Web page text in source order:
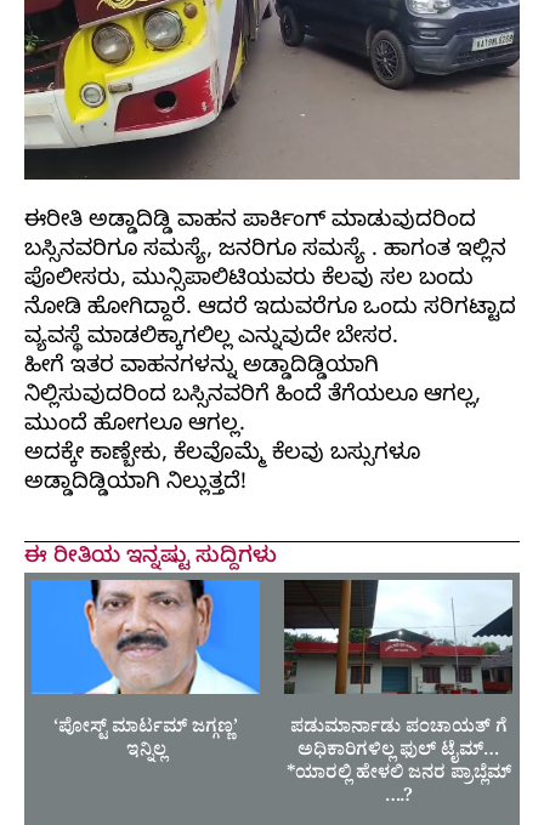
ಈರೀತಿ ಅಡ್ಡಾದಿಡ್ಡಿ ವಾಹನ ಪಾರ್ಕಿಂಗ್ ಮಾಡುವುದರಿಂದ
ಬಸ್ಸಿನವರಿಗೂ ಸಮಸ್ಯೆ, ಜನರಿಗೂ ಸಮಸ್ಯೆ ‌. ಹಾಗಂತ ಇಲ್ಲಿನ
ಪೊಲೀಸರು, ಮುನ್ಸಿಪಾಲಿಟಿಯವರು ಕೆಲವು ಸಲ ಬಂದು
ನೋಡಿ ಹೋಗಿದ್ದಾರೆ. ಆದರೆ ಇದುವರೆಗೂ ಒಂದು ಸರಿಗಟ್ಟಾದ
ವ್ಯವಸ್ಥೆ ಮಾಡಲಿಕ್ಕಾಗಲಿಲ್ಲ ಎನ್ನುವುದೇ ಬೇಸರ.
ಹೀಗೆ ಇತರ ವಾಹನಗಳನ್ನು ಅಡ್ಡಾದಿಡ್ಡಿಯಾಗಿ
ನಿಲ್ಲಿಸುವುದರಿಂದ ಬಸ್ಸಿನವರಿಗೆ ಹಿಂದೆ ತೆಗೆಯಲೂ ಆಗಲ್ಲ,
ಮುಂದೆ ಹೋಗಲೂ ಆಗಲ್ಲ.
ಅದಕ್ಕೇ ಕಾಣ್ಬೇಕು, ಕೆಲವೊಮ್ಮೆ ಕೆಲವು ಬಸ್ಸುಗಳೂ
ಅಡ್ಡಾದಿಡ್ಡಿಯಾಗಿ ನಿಲ್ಲುತ್ತದೆ!
ಈ ರೀತಿಯ ಇನ್ನಷ್ಟು ಸುದ್ದಿಗಳು
‘ಪೋಸ್ಟ್ ಮಾರ್ಟಮ್ ಜಗ್ಗಣ್ಣ’
ಇನ್ನಿಲ್ಲ
ಪಡುಮಾರ್ನಾಡು ಪಂಚಾಯತ್ ಗೆ
ಅಧಿಕಾರಿಗಳಿಲ್ಲ ಫುಲ್ ಟೈಮ್…
*ಯಾರಲ್ಲಿ ಹೇಳಲಿ ಜನರ ಪ್ರಾಬ್ಲೆಮ್
….?